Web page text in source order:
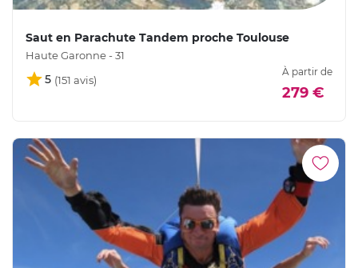
Saut en Parachute Tandem proche Toulouse
Haute Garonne - 31
5
À partir de
279 €